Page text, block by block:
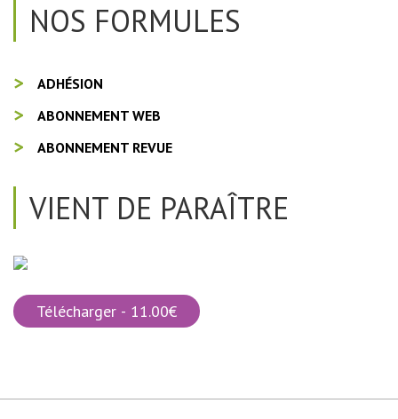
NOS FORMULES
ADHÉSION
ABONNEMENT WEB
ABONNEMENT REVUE
VIENT DE PARAÎTRE
Télécharger - 11.00€